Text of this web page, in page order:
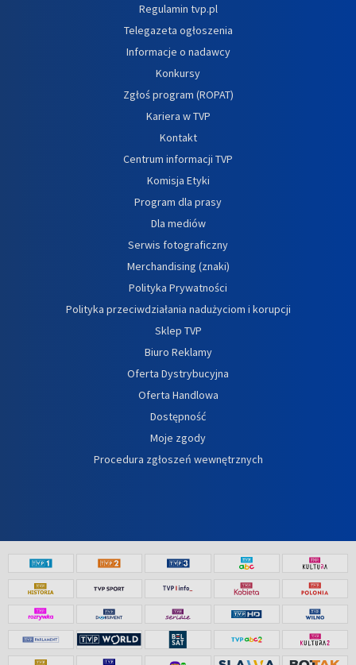
Regulamin tvp.pl
Telegazeta ogłoszenia
Informacje o nadawcy
Konkursy
Zgłoś program (ROPAT)
Kariera w TVP
Kontakt
Centrum informacji TVP
Komisja Etyki
Program dla prasy
Dla mediów
Serwis fotograficzny
Merchandising (znaki)
Polityka Prywatności
Polityka przeciwdziałania nadużyciom i korupcji
Sklep TVP
Biuro Reklamy
Oferta Dystrybucyjna
Oferta Handlowa
Dostępność
Moje zgody
Procedura zgłoszeń wewnętrznych